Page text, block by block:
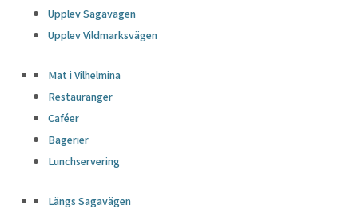
Upplev Sagavägen
Upplev Vildmarksvägen
Mat i Vilhelmina
Restauranger
Caféer
Bagerier
Lunchservering
Längs Sagavägen